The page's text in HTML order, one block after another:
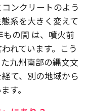
ンクリートのよう
系を大きく変えて
もの間 は、噴火前
れています。こう
九州南部の縄文文
て、別の地域から
す。